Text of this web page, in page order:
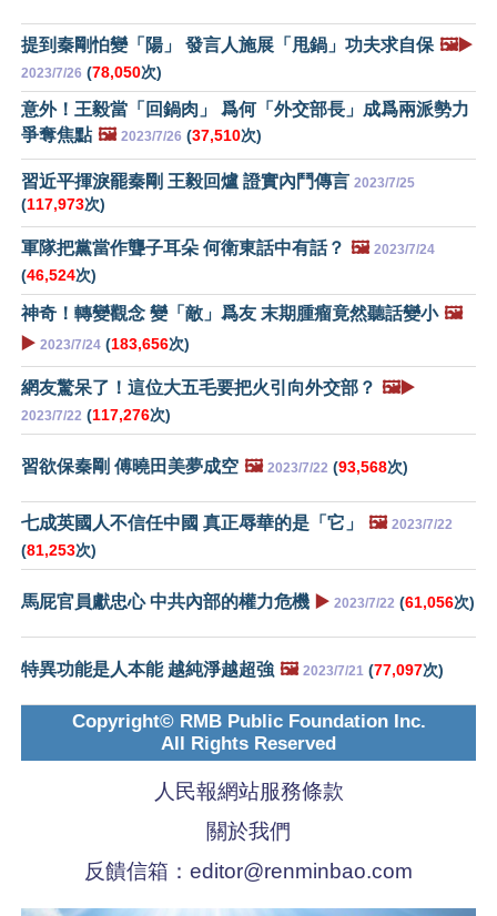
提到秦剛怕變「陽」 發言人施展「甩鍋」功夫求自保 🖼️▶️
2023/7/26 (78,050次)
意外！王毅當「回鍋肉」 爲何「外交部長」成爲兩派勢力
爭奪焦點 🖼️ 2023/7/26 (37,510次)
習近平揮淚罷秦剛 王毅回爐 證實內鬥傳言 2023/7/25
(117,973次)
軍隊把黨當作聾子耳朵 何衛東話中有話？ 🖼️ 2023/7/24
(46,524次)
神奇！轉變觀念 變「敵」爲友 末期腫瘤竟然聽話變小 🖼️
▶️ 2023/7/24 (183,656次)
網友驚呆了！這位大五毛要把火引向外交部？ 🖼️▶️
2023/7/22 (117,276次)
習欲保秦剛 傅曉田美夢成空 🖼️ 2023/7/22 (93,568次)
七成英國人不信任中國 真正辱華的是「它」 🖼️ 2023/7/22
(81,253次)
馬屁官員獻忠心 中共內部的權力危機 ▶️ 2023/7/22 (61,056次)
特異功能是人本能 越純淨越超強 🖼️ 2023/7/21 (77,097次)
Copyright© RMB Public Foundation Inc.
All Rights Reserved
人民報網站服務條款
關於我們
反饋信箱： editor@renminbao.com